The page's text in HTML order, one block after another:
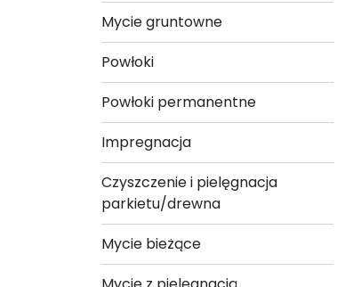
Mycie gruntowne
Powłoki
Powłoki permanentne
Impregnacja
Czyszczenie i pielęgnacja
parkietu/drewna
Mycie bieżące